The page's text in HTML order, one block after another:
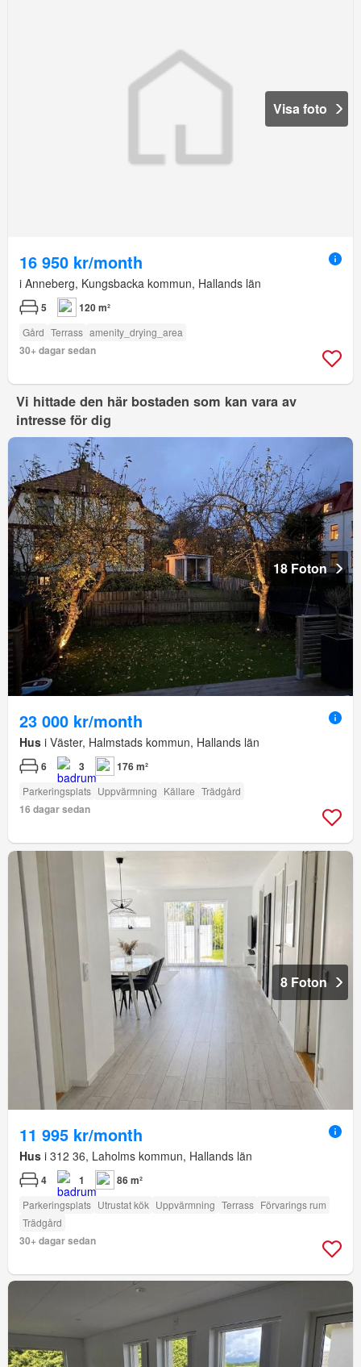
Visa foto
16 950 kr/month
i Anneberg, Kungsbacka kommun, Hallands län
5 120 m²
Gård Terrass amenity_drying_area
30+ dagar sedan
Vi hittade den här bostaden som kan vara av
intresse för dig
18 Foton
23 000 kr/month
Hus i Väster, Halmstads kommun, Hallands län
6 3 176 m²
Parkeringsplats Uppvärmning Källare Trädgård
16 dagar sedan
8 Foton
11 995 kr/month
Hus i 312 36, Laholms kommun, Hallands län
4 1 86 m²
Parkeringsplats Utrustat kök Uppvärmning Terrass Förvarings rum
Trädgård
30+ dagar sedan